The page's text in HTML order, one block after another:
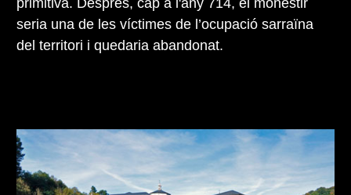
seria una de les víctimes de l’ocupació sarraïna
del territori i quedaria abandonat.